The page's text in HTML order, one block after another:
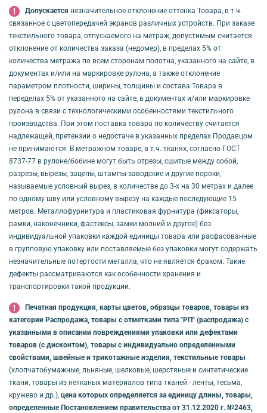
Допускается незначительное отклонение оттенка Товара, в т.ч.
связанное с цветопередачей экранов различных устройств. При заказе
текстильного товара, отпускаемого на метраж, допустимым считается
отклонение от количества заказа (недомер), в пределах 5% от
количества метража по всем сторонам полотна, указанного на сайте, в
документах и/или на маркировке рулона, а также отклонение
параметром плотности, ширины, толщины и состава Товара в
переделах 5% от указанного на сайте, в документах и/или маркировке
рулона в связи с технологическими особенностями текстильного
производства. При этом поставка товара по количеству считается
надлежащей, претензии о недостаче в указанных пределах Продавцом
не принимаются. В метражном товаре, в т.ч. тканях, согласно ГОСТ
8737-77 в рулоне/бобине могут быть отрезы, сшитые между собой,
разрезы, вырезы, зацепы, штампы заводские и другие пороки,
называемые условный вырез, в количестве до 3-х на 30 метрах и далее
по одному шву или условному вырезу на каждые последующие 15
метров. Металлофурнитура и пластиковая фурнитура (фиксаторы,
рамки, наконечники, фастексы, замки молний и другое) без
индивидуальной упаковки каждой единицы товара или расфасованные
в групповую упаковку или поставляемые без упаковки могут содержать
незначительные потертости металла, что не является браком. Такие
дефекты рассматриваются как особенности хранения и
транспортировки такой продукции.
Печатная продукция, карты цветов, образцы товаров, товары из
категории Распродажа, товары с отметками типа "РП" (распродажа) с
указанными в описании повреждениями упаковки или дефектами
товаров (с дисконтом), товары с индивидуально определенными
свойствами, швейные и трикотажные изделия, текстильные товары
(хлопчатобумажные, льняные, шелковые, шерстяные и синтетические
ткани, товары из нетканых материалов типа тканей - ленты, тесьма,
кружево и др.), цена которых определяется за единицу длины, товары,
определенные Постановлением правительства от 31.12.2020 г. №2463,